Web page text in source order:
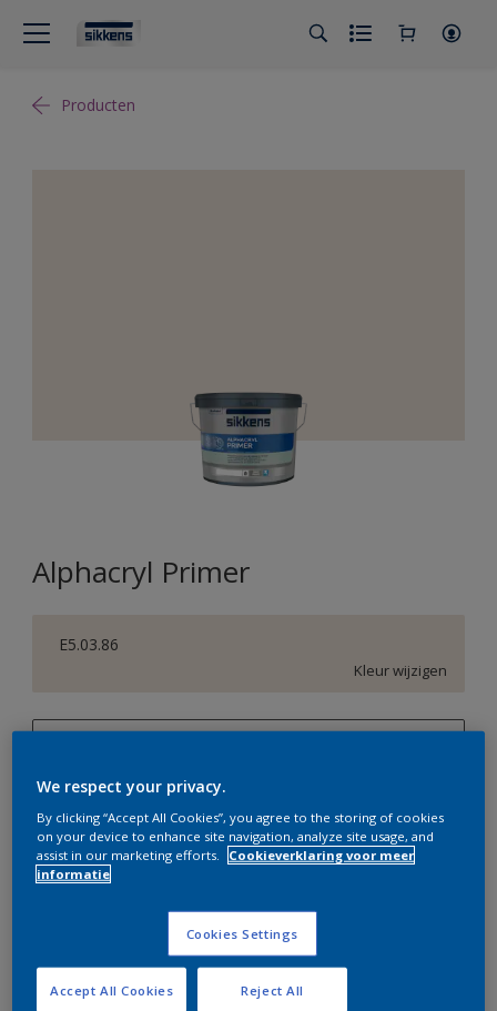
Producten
Alphacryl Primer
E5.03.86
Kleur wijzigen
1 L
2,5 L
5 L
Bereken
Op dit moment is het niet mogelijk dit product online
te bestellen. Bezoek je dichtstbijzijnde winkel of klik op
We respect your privacy.
By clicking “Accept All Cookies”, you agree to the storing of cookies
on your device to enhance site navigation, analyze site usage, and
assist in our marketing efforts.
Cookieverklaring voor meer
informatie
Cookies Settings
Reject All
Accept All Cookies